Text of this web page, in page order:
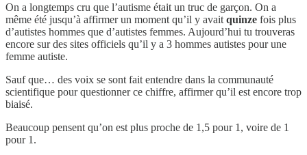
On a longtemps cru que l’autisme était un truc de garçon. On a
même été jusqu’à affirmer un moment qu’il y avait quinze fois plus
d’autistes hommes que d’autistes femmes. Aujourd’hui tu trouveras
encore sur des sites officiels qu’il y a 3 hommes autistes pour une
femme autiste.
Sauf que… des voix se sont fait entendre dans la communauté
scientifique pour questionner ce chiffre, affirmer qu’il est encore trop
biaisé.
Beaucoup pensent qu’on est plus proche de 1,5 pour 1, voire de 1
pour 1.